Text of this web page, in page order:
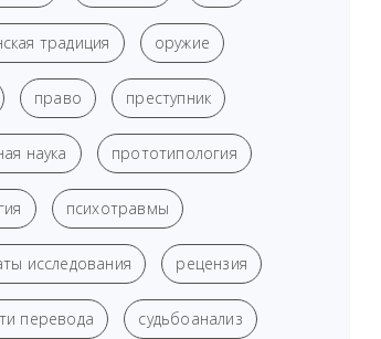
традиция оружие
право преступник
наука прототипология
психотравмы
исследования рецензия
перевода судьбоанализ